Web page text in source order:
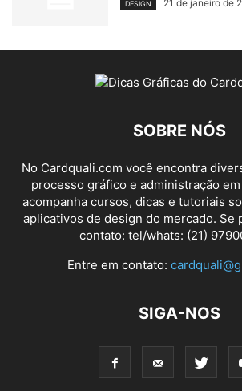
DESIGN 21 de janeiro de
SOBRE NÓS
No Cardquali.com você encontra
processo gráfico e administração
acompanha cursos, dicas e tutoriais
aplicativos de design do mercado. Se
contato: tel/whats: (21)
Entre em contato:
SIGA-NOS